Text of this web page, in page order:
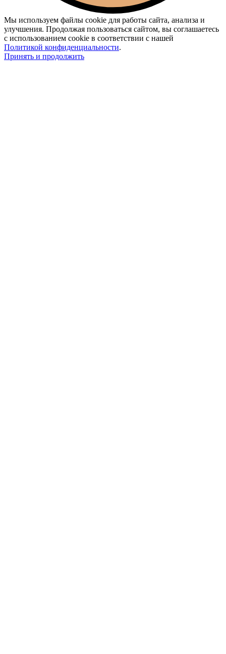
Мы используем файлы cookie для работы сайта, анализа и
улучшения. Продолжая пользоваться сайтом, вы соглашаетесь
с использованием cookie в соответствии с нашей
Политикой конфиденциальности.
Принять и продолжить